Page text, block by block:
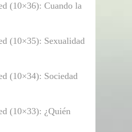
(10×36): Cuando la
(10×35): Sexualidad
(10×34): Sociedad
(10×33): ¿Quién